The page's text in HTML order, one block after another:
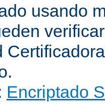
usando
Encriptado